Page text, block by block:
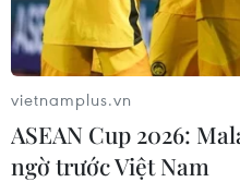
vietnamplus.vn
ASEAN Cup 2026:
ngờ trước Việt Nam